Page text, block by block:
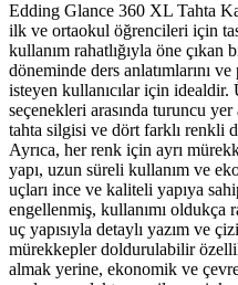
Edding Glance 360 XL Tahta
ilk ve ortaokul öğrencileri için
kullanım rahatlığıyla öne
döneminde ders anlatımlarını
isteyen kullanıcılar için
seçenekleri arasında turuncu
tahta silgisi ve dört farklı renkli
Ayrıca, her renk için ayrı
yapı, uzun süreli kullanım ve
uçları ince ve kaliteli yapıya
engellenmiş, kullanımı
uç yapısıyla detaylı yazım ve
mürekkepler doldurulabilir
almak yerine, ekonomik ve